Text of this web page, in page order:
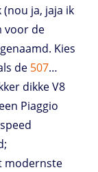
ja, jaja ik
voor de
Kies
de 507…
dikke V8
Piaggio
modernste